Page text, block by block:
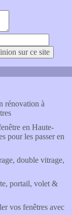
rénovation à
en Haute-
pour les passer en
double vitrage,
portail, volet &
vos fenêtres avec